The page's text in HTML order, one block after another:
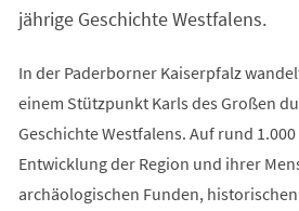
jährige Geschichte Westfalens.
In der Paderborner Kaiserpfalz
einem Stützpunkt Karls des Großen
Geschichte Westfalens. Auf rund
Entwicklung der Region und ihrer
archäologischen Funden,